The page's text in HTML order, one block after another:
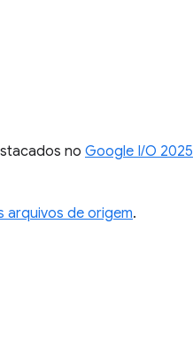
no Google I/O 2025
arquivos de origem.